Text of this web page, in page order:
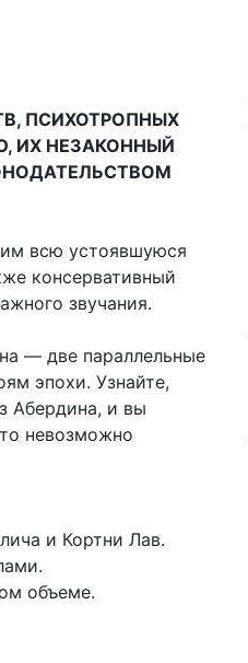
ПСИХОТРОПНЫХ
ИХ НЕЗАКОННЫЙ
всю устоявшуюся
консервативный
звучания.
— две параллельные
эпохи. Узнайте,
Абердина, и вы
невозможно
и Кортни Лав.
объеме.